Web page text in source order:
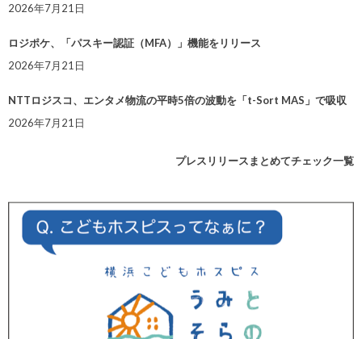
2026年7月21日
ロジポケ、「パスキー認証（MFA）」機能をリリース
2026年7月21日
NTTロジスコ、エンタメ物流の平時5倍の波動を「t-Sort MAS」で吸収
2026年7月21日
プレスリリースまとめてチェック一覧